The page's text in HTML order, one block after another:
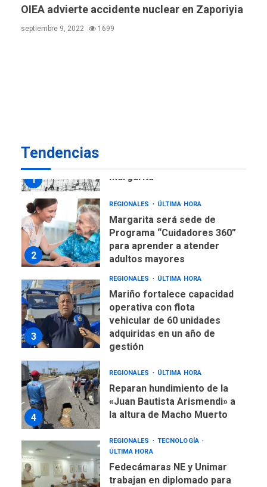
OIEA advierte accidente nuclear en Zaporiyia
septiembre 9, 2022 1699
Tendencias
6
en Nueva Esparta consolida
insular
1
Margarita
2
REGIONALES ÚLTIMA HORA
Margarita será sede de
Programa “Cuidadores 360”
para aprender a atender
adultos mayores
3
REGIONALES ÚLTIMA HORA
Mariño fortalece capacidad
operativa con flota
vehicular de 60 unidades
adquiridas en un año de
gestión
4
REGIONALES ÚLTIMA HORA
Reparan hundimiento de la
«Juan Bautista Arismendi» a
la altura de Macho Muerto
REGIONALES
TECNOLOGÍA
ÚLTIMA HORA
Fedecámaras NE y Unimar
trabajan en diplomado para